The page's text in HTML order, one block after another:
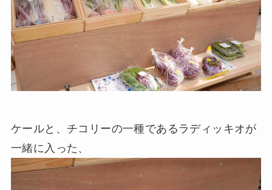
ケールと、チコリーの一種であるラディッキオが
一緒に入った、